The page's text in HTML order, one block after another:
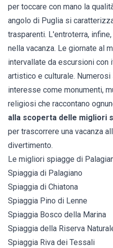
per toccare con mano la
angolo di Puglia si
trasparenti. L'entroterra,
nella vacanza. Le giornate al
intervallate da escursioni con
artistico e culturale.
interesse come monumenti,
religiosi che raccontano
alla scoperta delle migliori
per trascorrere una vacanza
divertimento.
Le migliori spiagge di
Spiaggia di Palagiano
Spiaggia di Chiatona
Spiaggia Pino di Lenne
Spiaggia Bosco della Marina
Spiaggia della Riserva
Spiaggia Riva dei Tessali